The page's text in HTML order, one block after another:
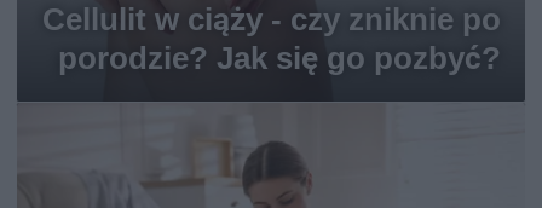
Cellulit w ciąży - czy zniknie po
porodzie? Jak się go pozbyć?